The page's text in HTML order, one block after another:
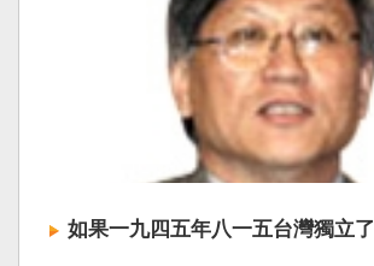
如果一九四五年八一五台灣獨立了